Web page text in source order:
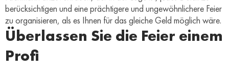
berücksichtigen und eine prächtigere und ungewöhnlichere Feier
zu organisieren, als es Ihnen für das gleiche Geld möglich wäre.
Überlassen Sie die Feier einem
Profi